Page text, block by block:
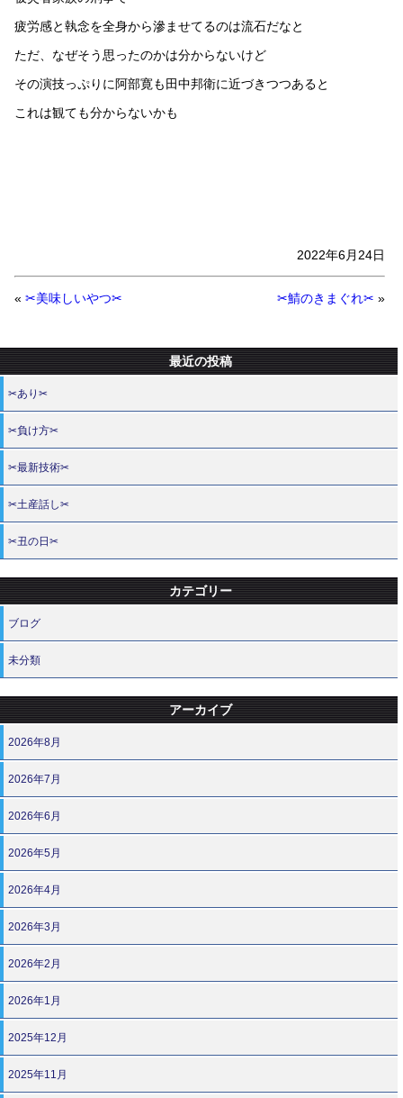
疲労感と執念を全身から滲ませてるのは流石だなと
ただ、なぜそう思ったのかは分からないけど
その演技っぷりに阿部寛も田中邦衛に近づきつつあると
これは観ても分からないかも
2022年6月24日
« ✂美味しいやつ✂ ✂鯖のきまぐれ✂ »
最近の投稿
✂あり✂
✂負け方✂
✂最新技術✂
✂土産話し✂
✂丑の日✂
カテゴリー
ブログ
未分類
アーカイブ
2026年8月
2026年7月
2026年6月
2026年5月
2026年4月
2026年3月
2026年2月
2026年1月
2025年12月
2025年11月